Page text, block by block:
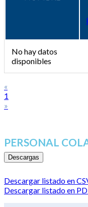
No hay datos
disponibles
«
1
»
PERSONAL
Descargas
Descargar listado en
Descargar listado en